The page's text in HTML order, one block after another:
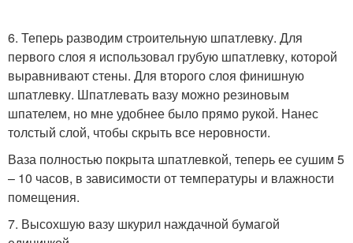
6. Теперь разводим строительную шпатлевку. Для
первого слоя я использовал грубую шпатлевку, которой
выравнивают стены. Для второго слоя финишную
шпатлевку. Шпатлевать вазу можно резиновым
шпателем, но мне удобнее было прямо рукой. Нанес
толстый слой, чтобы скрыть все неровности.
Ваза полностью покрыта шпатлевкой, теперь ее сушим 5
– 10 часов, в зависимости от температуры и влажности
помещения.
7. Высохшую вазу шкурил наждачной бумагой